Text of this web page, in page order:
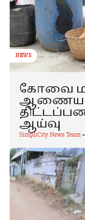
NEWS
கோவை
ஆணையர்
ஆய்வு
SimpliCity News Team-